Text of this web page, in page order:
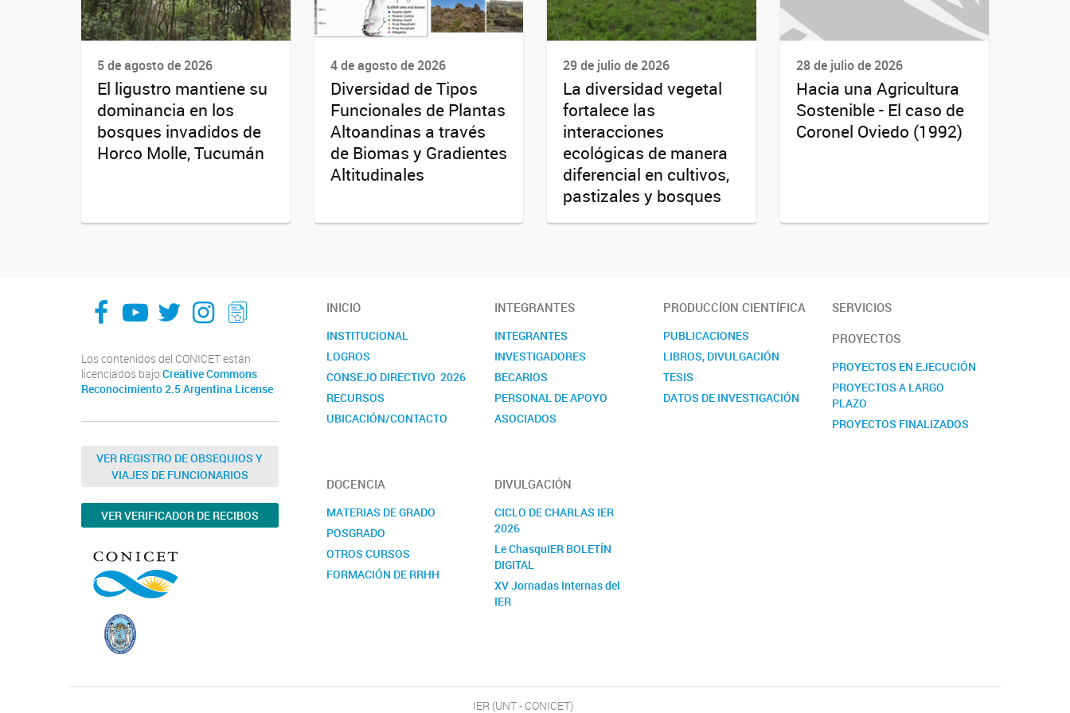
5 de agosto de 2026
El ligustro mantiene su
dominancia en los
bosques invadidos de
Horco Molle, Tucumán
4 de agosto de 2026
Diversidad de Tipos
Funcionales de Plantas
Altoandinas a través
de Biomas y Gradientes
Altitudinales
29 de julio de 2026
La diversidad vegetal
fortalece las
interacciones
ecológicas de manera
diferencial en cultivos,
pastizales y bosques
28 de julio de 2026
Hacia una Agricultura
Sostenible - El caso de
Coronel Oviedo (1992)
facebook
youtube
Twitter
Instagram
LeChasquier Boletin Digital 70
Los contenidos del CONICET están
licenciados bajo Creative Commons
Reconocimiento 2.5 Argentina License
VER REGISTRO DE OBSEQUIOS Y
VIAJES DE FUNCIONARIOS
VER VERIFICADOR DE RECIBOS
INICIO
INSTITUCIONAL
LOGROS
CONSEJO DIRECTIVO 2026
RECURSOS
UBICACIÓN/CONTACTO
INTEGRANTES
INTEGRANTES
INVESTIGADORES
BECARIOS
PERSONAL DE APOYO
ASOCIADOS
PRODUCCÍON CIENTÍFICA
PUBLICACIONES
LIBROS, DIVULGACIÓN
TESIS
DATOS DE INVESTIGACIÓN
SERVICIOS
PROYECTOS
PROYECTOS EN EJECUCIÓN
PROYECTOS A LARGO
PLAZO
PROYECTOS FINALIZADOS
DOCENCIA
MATERIAS DE GRADO
POSGRADO
OTROS CURSOS
FORMACIÓN DE RRHH
DIVULGACIÓN
CICLO DE CHARLAS IER
2026
Le ChasquIER BOLETÍN
DIGITAL
XV Jornadas Internas del
IER
INSTAGRAM
IER (UNT - CONICET)